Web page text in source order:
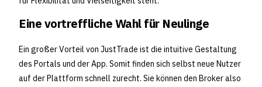
Eine vortreffliche Wahl für Neulinge
Ein großer Vorteil von JustTrade ist die intuitive Gestaltung
des Portals und der App. Somit finden sich selbst neue Nutzer
auf der Plattform schnell zurecht. Sie können den Broker also